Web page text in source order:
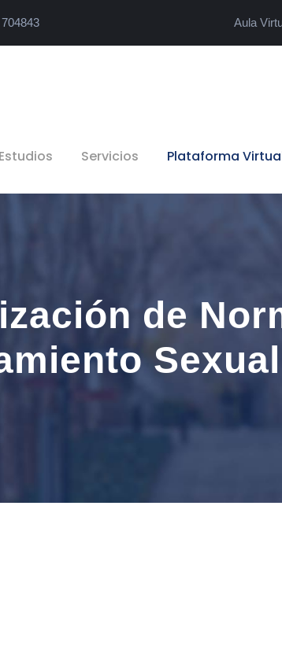
Aula
Servicios Plataforma
de
Sexual